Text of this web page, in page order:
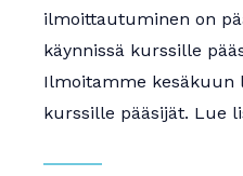
ilmoittautuminen on
käynnissä kurssille
Ilmoitamme kesäkuun
kurssille pääsijät. Lue